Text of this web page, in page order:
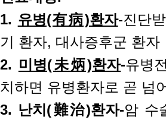
1. 유병(有病)환자-진단
기 환자, 대사증후군 환자
2. 미병(未炳)환자-유병
치하면 유병환자로 곧 넘
3. 난치(難治)환자-암 수